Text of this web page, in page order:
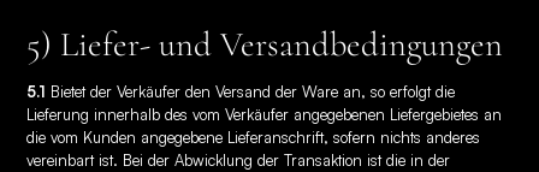
5) Liefer- und Versandbedingungen
5.1 Bietet der Verkäufer den Versand der Ware an, so erfolgt die
Lieferung innerhalb des vom Verkäufer angegebenen Liefergebietes an
die vom Kunden angegebene Lieferanschrift, sofern nichts anderes
vereinbart ist. Bei der Abwicklung der Transaktion ist die in der